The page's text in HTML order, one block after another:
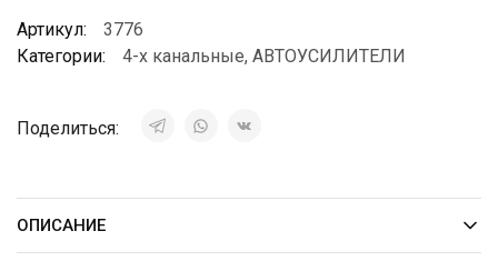
Артикул:
3776
Категории:
4-х канальные, АВТОУСИЛИТЕЛИ
Поделиться:
ОПИСАНИЕ